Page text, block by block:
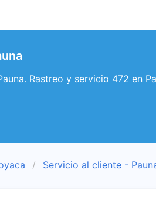
Rastreo y servicio 472 en
Servicio al cliente -